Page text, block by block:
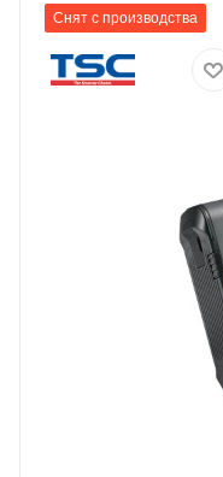
Снят с производства